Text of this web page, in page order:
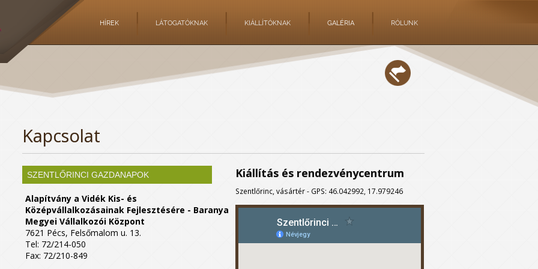
HÍREK LÁTOGATÓKNAK KIÁLLÍTÓKNAK GALÉRIA RÓLUNK
Kapcsolat
SZENTLŐRINCI GAZDANAPOK
Alapítvány a Vidék Kis- és
Középvállalkozásainak Fejlesztésére - Baranya
Megyei Vállalkozói Központ
7621 Pécs, Felsőmalom u. 13.
Tel: 72/214-050
Fax: 72/210-849
Kiállítás és rendezvénycentrum
Szentlőrinc, vásártér - GPS: 46.042992, 17.979246